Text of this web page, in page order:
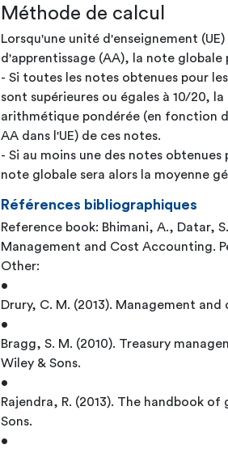
Méthode de calcul
Lorsqu'une unité d'enseignement
d'apprentissage (AA), la note globale
- Si toutes les notes obtenues pour
sont supérieures ou égales à 10/20,
arithmétique pondérée (en fonction
AA dans l'UE) de ces notes.
- Si au moins une des notes
note globale sera alors la moyenne
Références bibliographiques
Reference book: Bhimani, A., Datar,
Management and Cost Accounting.
Other:
•
Drury, C. M. (2013). Management
•
Bragg, S. M. (2010). Treasury
Wiley & Sons.
•
Rajendra, R. (2013). The handbook
Sons.
•